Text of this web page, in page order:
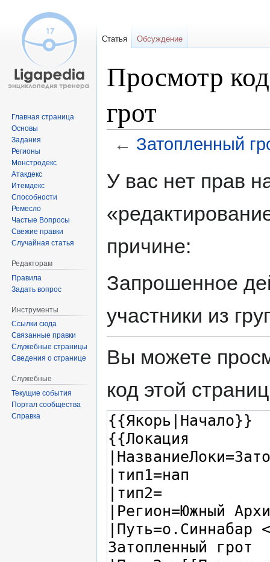
Просмотр
грот
← Затопленный
ккУ вас нет прав
причине:
Запрошенное
участники из
Вы можете
код этой
Статья Обсуждение
Главная страница
Основы
Задания
Регионы
Монстродекс
Атакдекс
Итемдекс
Способности
Ремесло
Частые Вопросы
Свежие правки
Случайная статья
Редакторам
Правила
Задать вопрос
Инструменты
Ссылки сюда
Связанные правки
Служебные страницы
Сведения о странице
Служебные
Текущие события
Портал сообщества
Справка